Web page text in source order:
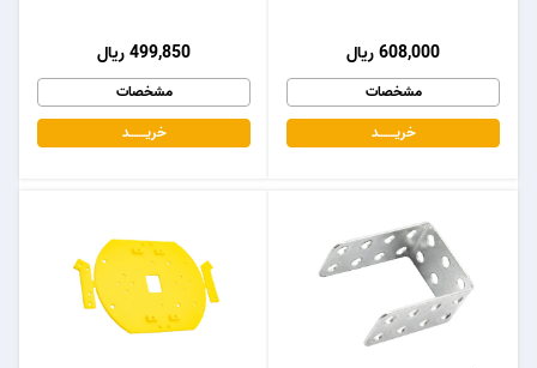
499,850 ریال
مشخصات
خریـــــــد
608,000 ریال
مشخصات
خریـــــــد